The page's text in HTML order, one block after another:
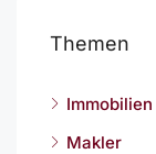
Themen
Immobilien
Makler